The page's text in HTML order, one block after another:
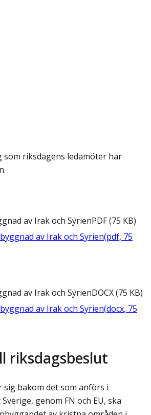
riksdagens ledamöter har
av Irak och SyrienPDF(75 KB)
av Irak och Syrien(pdf, 75
av Irak och SyrienDOCX(75 KB)
av Irak och Syrien(docx, 75
riksdagsbeslut
sig bakom det som anförs i
genom FN och EU, ska